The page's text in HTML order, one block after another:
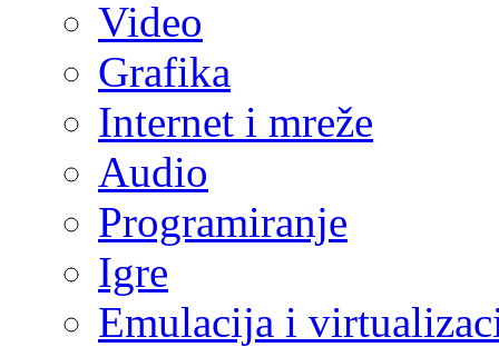
Video
Grafika
Internet i mreže
Audio
Programiranje
Igre
Emulacija i